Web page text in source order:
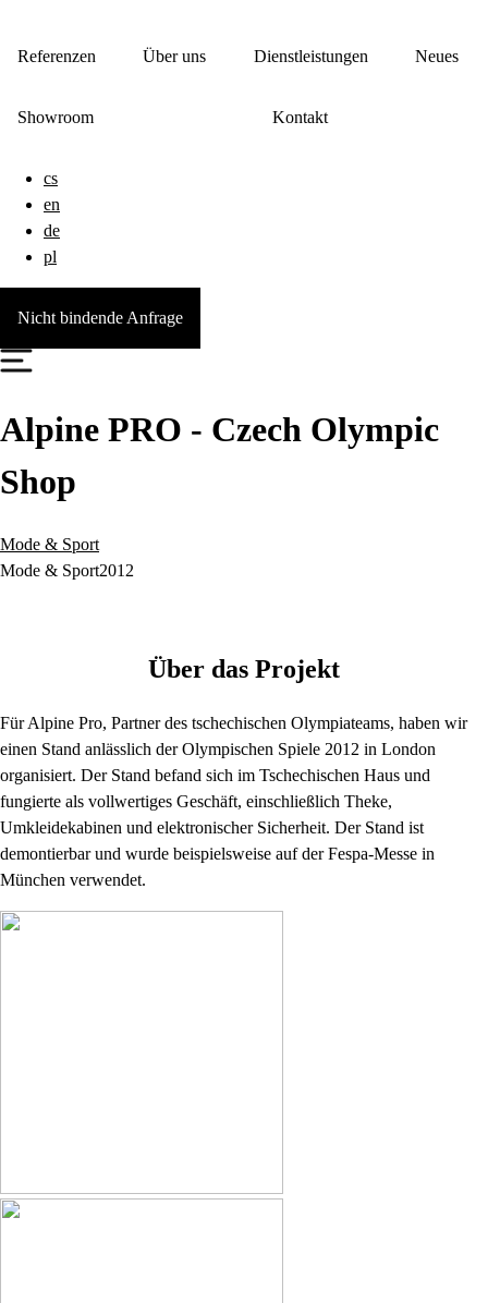
Referenzen Über uns Dienstleistungen Neues
Showroom Kontakt
cs
en
de
pl
Nicht bindende Anfrage
Alpine PRO - Czech Olympic
Shop
Mode & Sport
Mode & Sport2012
Über das Projekt
Für Alpine Pro, Partner des tschechischen Olympiateams, haben wir
einen Stand anlässlich der Olympischen Spiele 2012 in London
organisiert. Der Stand befand sich im Tschechischen Haus und
fungierte als vollwertiges Geschäft, einschließlich Theke,
Umkleidekabinen und elektronischer Sicherheit. Der Stand ist
demontierbar und wurde beispielsweise auf der Fespa-Messe in
München verwendet.